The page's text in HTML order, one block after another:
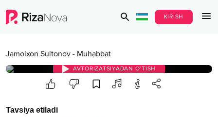
KIRISH
Jamolxon Sultonov - Muhabbat
AVTORIZATSIYADAN O‘TISH
Tavsiya etiladi